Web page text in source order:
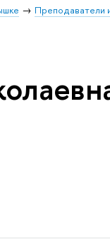
Преподаватели